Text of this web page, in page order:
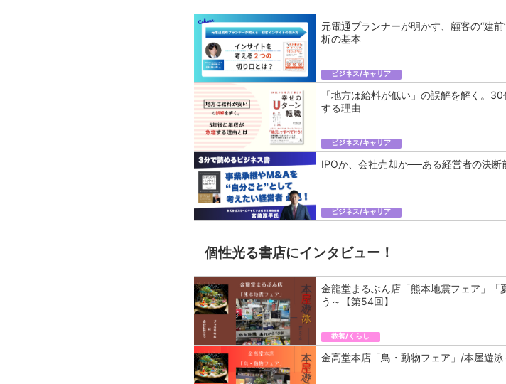
元電通プランナーが明かす、顧客の“建
析の基本
ビジネス/キャリア
「地方は給料が低い」の誤解を解く。
する理由
ビジネス/キャリア
IPOか、会社売却か──ある経営者の決断
ビジネス/キャリア
個性光る書店にインタビュー！
金龍堂まるぶん店「熊本地震フェア」「
う～【第54回】
教養/くらし
金高堂本店「鳥・動物フェア」/本屋遊